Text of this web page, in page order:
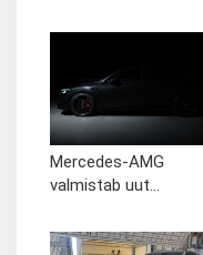
Mercedes-AMG
valmistab uut...